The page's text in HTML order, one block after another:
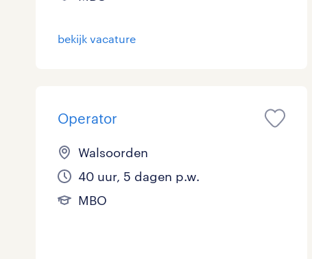
bekijk vacature
Operator
Walsoorden
40 uur, 5 dagen p.w.
MBO